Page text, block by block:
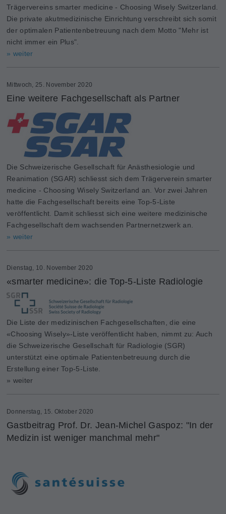
Trägervereins smarter medicine - Choosing Wisely Switzerland.
Die private akutmedizinische Einrichtung verschreibt sich somit
der optimalen Patientenbetreuung nach dem Motto "Mehr ist
nicht immer ein Plus".
» weiter
Mittwoch, 25. November 2020
Eine weitere Fachgesellschaft als Partner
Die Schweizerische Gesellschaft für Anästhesiologie und
Reanimation (SGAR) schliesst sich dem Trägerverein smarter
medicine - Choosing Wisely Switzerland an. Vor zwei Jahren
hatte die Fachgesellschaft bereits eine Top-5-Liste
veröffentlicht. Damit schliesst sich eine weitere medizinische
Fachgesellschaft dem wachsenden Partnernetzwerk an.
» weiter
Dienstag, 10. November 2020
«smarter medicine»: die Top-5-Liste Radiologie
Die Liste der medizinischen Fachgesellschaften, die eine
«Choosing Wisely»-Liste veröffentlicht haben, nimmt zu: Auch
die Schweizerische Gesellschaft für Radiologie (SGR)
unterstützt eine optimale Patientenbetreuung durch die
Erstellung einer Top-5-Liste.
» weiter
Donnerstag, 15. Oktober 2020
Gastbeitrag Prof. Dr. Jean-Michel Gaspoz: "In der
Medizin ist weniger manchmal mehr"